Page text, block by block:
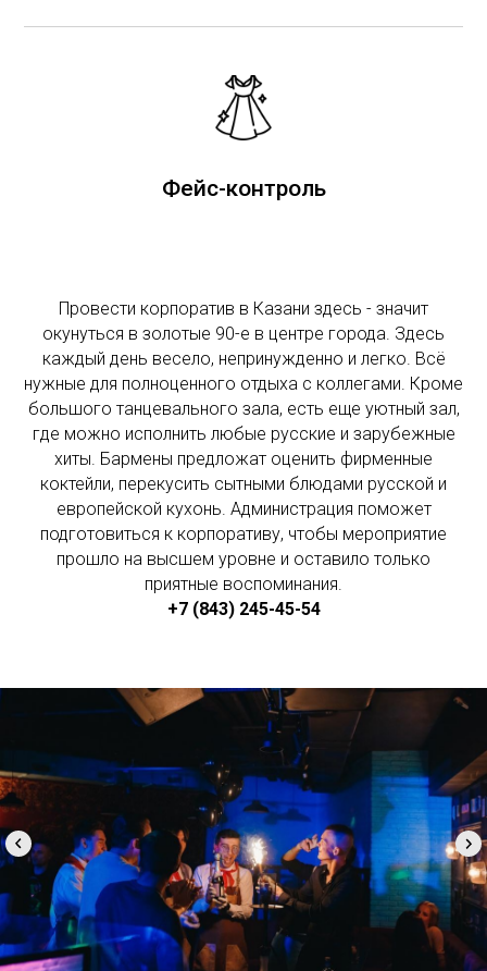
Фейс-контроль
Провести корпоратив в Казани здесь - значит
окунуться в золотые 90-e в центре города. Здесь
каждый день весело, непринужденно и легко. Всё
нужные для полноценного отдыха с коллегами. Кроме
большого танцевального зала, есть еще уютный зал,
где можно исполнить любые русские и зарубежные
хиты. Бармены предложат оценить фирменные
коктейли, перекусить сытными блюдами русской и
европейской кухонь. Администрация поможет
подготовиться к корпоративу, чтобы мероприятие
прошло на высшем уровне и оставило только
приятные воспоминания.
+7 (843) 245-45-54